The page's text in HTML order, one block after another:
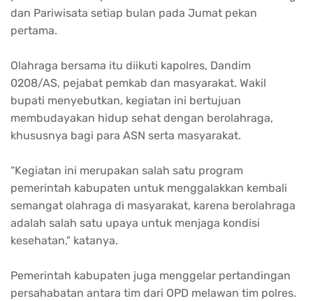
dan Pariwisata setiap bulan pada Jumat pekan
pertama.
Olahraga bersama itu diikuti kapolres, Dandim
0208/AS, pejabat pemkab dan masyarakat. Wakil
bupati menyebutkan, kegiatan ini bertujuan
membudayakan hidup sehat dengan berolahraga,
khususnya bagi para ASN serta masyarakat.
“Kegiatan ini merupakan salah satu program
pemerintah kabupaten untuk menggalakkan kembali
semangat olahraga di masyarakat, karena berolahraga
adalah salah satu upaya untuk menjaga kondisi
kesehatan," katanya.
Pemerintah kabupaten juga menggelar pertandingan
persahabatan antara tim dari OPD melawan tim polres.